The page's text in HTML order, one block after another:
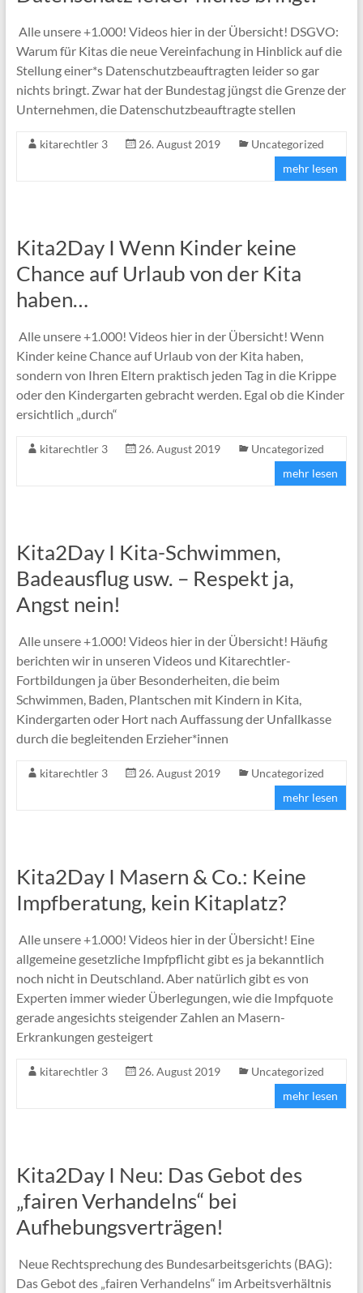
Alle unsere +1.000! Videos hier in der Übersicht! DSGVO:
Warum für Kitas die neue Vereinfachung in Hinblick auf die
Stellung einer*s Datenschutzbeauftragten leider so gar
nichts bringt. Zwar hat der Bundestag jüngst die Grenze der
Unternehmen, die Datenschutzbeauftragte stellen
kitarechtler 3 26. August 2019
Uncategorized
mehr lesen
Kita2Day I Wenn Kinder keine
Chance auf Urlaub von der Kita
haben…
Alle unsere +1.000! Videos hier in der Übersicht! Wenn
Kinder keine Chance auf Urlaub von der Kita haben,
sondern von Ihren Eltern praktisch jeden Tag in die Krippe
oder den Kindergarten gebracht werden. Egal ob die Kinder
ersichtlich „durch“
kitarechtler 3 26. August 2019
Uncategorized
mehr lesen
Kita2Day I Kita-Schwimmen,
Badeausflug usw. – Respekt ja,
Angst nein!
Alle unsere +1.000! Videos hier in der Übersicht! Häufig
berichten wir in unseren Videos und Kitarechtler-
Fortbildungen ja über Besonderheiten, die beim
Schwimmen, Baden, Plantschen mit Kindern in Kita,
Kindergarten oder Hort nach Auffassung der Unfallkasse
durch die begleitenden Erzieher*innen
kitarechtler 3 26. August 2019
Uncategorized
mehr lesen
Kita2Day I Masern & Co.: Keine
Impfberatung, kein Kitaplatz?
Alle unsere +1.000! Videos hier in der Übersicht! Eine
allgemeine gesetzliche Impfpflicht gibt es ja bekanntlich
noch nicht in Deutschland. Aber natürlich gibt es von
Experten immer wieder Überlegungen, wie die Impfquote
gerade angesichts steigender Zahlen an Masern-
Erkrankungen gesteigert
kitarechtler 3 26. August 2019
Uncategorized
mehr lesen
Kita2Day I Neu: Das Gebot des
„fairen Verhandelns“ bei
Aufhebungsverträgen!
Neue Rechtsprechung des Bundesarbeitsgerichts (BAG):
Das Gebot des „fairen Verhandelns“ im Arbeitsverhältnis